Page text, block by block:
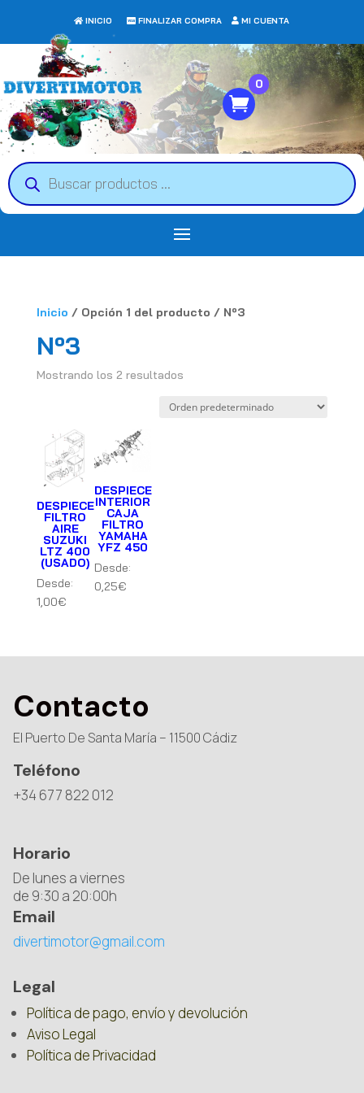
INICIO FINALIZAR COMPRA MI CUENTA
Búsqueda
de
productos
0
Inicio / Opción 1 del producto / Nº3
Nº3
Mostrando los 2 resultados
DESPIECE
FILTRO
AIRE
SUZUKI
LTZ 400
(USADO)
Desde:
1,00€
DESPIECE
INTERIOR
CAJA
FILTRO
YAMAHA
YFZ 450
Desde:
0,25€
Contacto
El Puerto De Santa María – 11500 Cádiz
Teléfono
+34 677 822 012
Horario
De lunes a viernes
de 9:30 a 20:00h
Email
divertimotor@gmail.com
Legal
Política de pago, envío y devolución
Aviso Legal
Política de Privacidad